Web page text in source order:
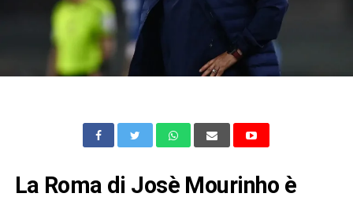
La Roma di Josè Mourinho è